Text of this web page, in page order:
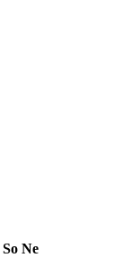
So Ne